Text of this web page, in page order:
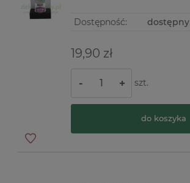
Dostępność: dostępny
19,90 zł
- + szt.
do koszyka